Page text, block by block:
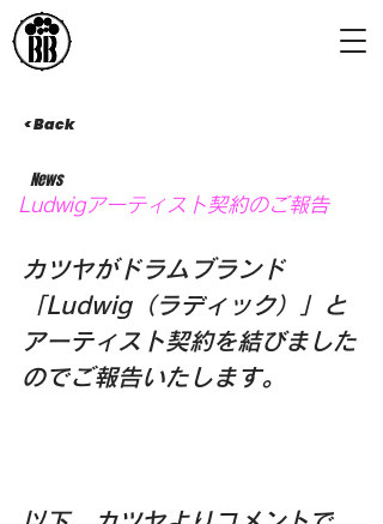
< Back
News
Ludwigアーティスト契約のご報告
カツヤがドラムブランド
「Ludwig（ラディック）」と
アーティスト契約を結びました
のでご報告いたします。